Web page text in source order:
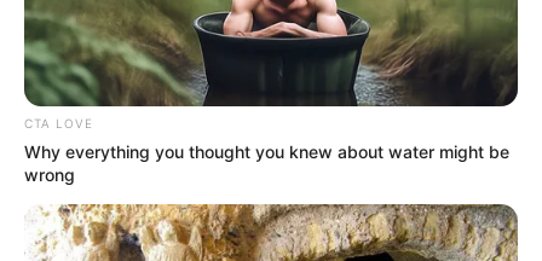
“Αντιεμβολιαστής,
ρωσόφιλος, ψεκασμένος”: το
τρίπτυχο του σύγχρονου
πολιτικού επαναστάτη.
χωρίς φθηνό ηλεκτρικό
ρεύμα, διολισθαίνει στη
φτώχεια...
CTA LOVE
Why everything you thought you knew about water might be
wrong